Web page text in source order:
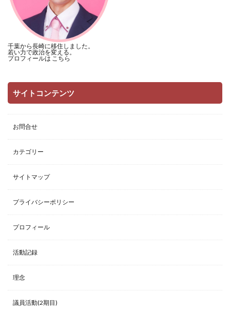
千葉から長崎に移住しました。
若い力で政治を変える。
プロフィールは こちら
サイトコンテンツ
お問合せ
カテゴリー
サイトマップ
プライバシーポリシー
プロフィール
活動記録
理念
議員活動(2期目)